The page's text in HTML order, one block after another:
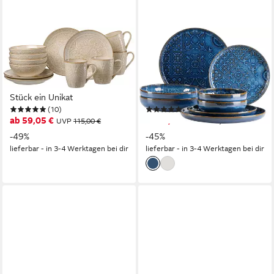
RITZENHOFF & BREKER
Frühstücks-Geschirrset
Omara (12-tlg), 4 Personen,
Steingut, Reaktivglasur, jedes
Stück ein Unikat
(10)
ab 59,05 € UVP 115,00 €
-49%
lieferbar - in 3-4 Werktagen bei dir
MÄSER
Kombiservice Geschirr-Set,
Service Traditional Tiles (8-
tlg), 2 Personen, Steinzeug,
kunstvolle Ornamente, 8 Teile,
für 2 Personen
(6)
ab 76,53 € UVP137,99 €
-45%
lieferbar - in 3-4 Werktagen bei dir